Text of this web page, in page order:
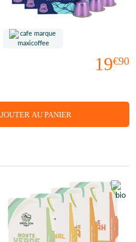
19€90
AU PANIER